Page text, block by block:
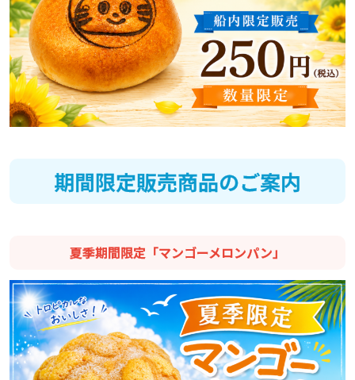
期間限定販売商品のご案内
夏季期間限定「マンゴーメロンパン」